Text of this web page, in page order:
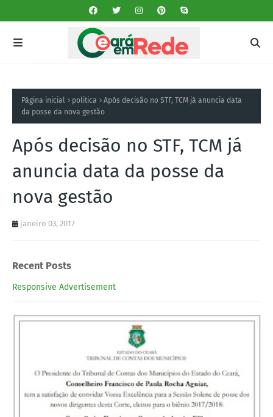
Página inicial politica
Após decisão no STF, TCM já anuncia data
da posse da nova gestão
Após decisão no STF, TCM já
anuncia data da posse da
nova gestão
janeiro 03, 2017
Recent Posts
Responsive Advertisement